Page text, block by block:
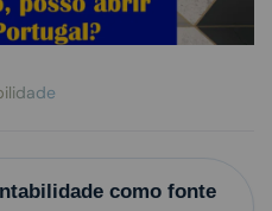
como fonte